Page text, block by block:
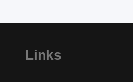
Links